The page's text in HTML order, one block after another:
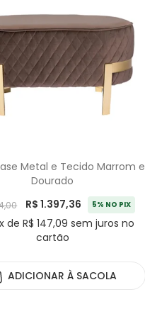
Metal e Tecido Marrom e
Dourado
R$ 1.397,36 5% NO PIX
de R$ 147,09 sem juros no
cartão
ADICIONAR À SACOLA